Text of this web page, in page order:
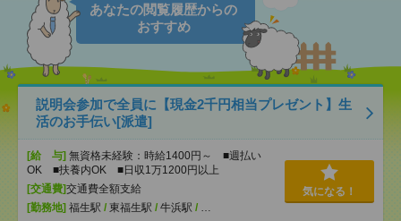
あなたの閲覧履歴からの
おすすめ
説明会参加で全員に【現金2千円相当プレゼント】生
活のお手伝い[派遣]
[給 与] 無資格未経験：時給1400円～ ■週払い
OK ■扶養内OK ■日収1万1200円以上
[交通費]交通費全額支給
[勤務地] 福生駅 / 東福生駅 / 牛浜駅 / …
気になる！